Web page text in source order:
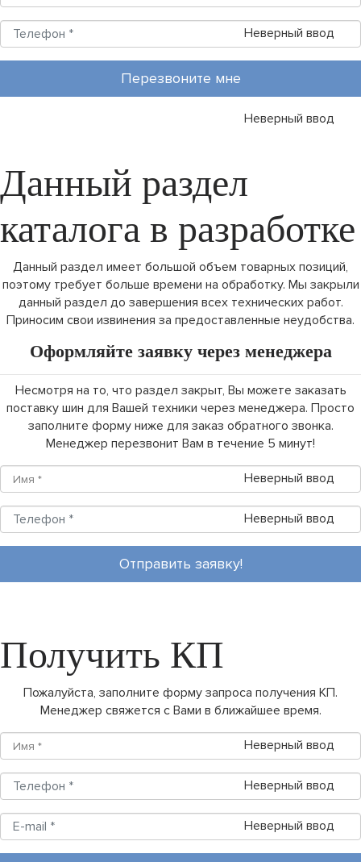
Неверный ввод
Перезвоните мне
Неверный ввод
Данный раздел
каталога в разработке
Данный раздел имеет большой объем товарных позиций,
поэтому требует больше времени на обработку. Мы закрыли
данный раздел до завершения всех технических работ.
Приносим свои извинения за предоставленные неудобства.
Оформляйте заявку через менеджера
Несмотря на то, что раздел закрыт, Вы можете заказать
поставку шин для Вашей техники через менеджера. Просто
заполните форму ниже для заказ обратного звонка.
Менеджер перезвонит Вам в течение 5 минут!
Неверный ввод
Неверный ввод
Отправить заявку!
Получить КП
Пожалуйста, заполните форму запроса получения КП.
Менеджер свяжется с Вами в ближайшее время.
Неверный ввод
Неверный ввод
Неверный ввод